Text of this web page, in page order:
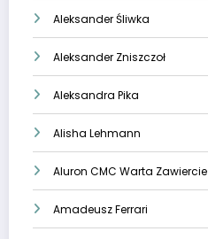
Aleksander Śliwka
Aleksander Zniszczoł
Aleksandra Pika
Alisha Lehmann
Aluron CMC Warta Zawiercie
Amadeusz Ferrari